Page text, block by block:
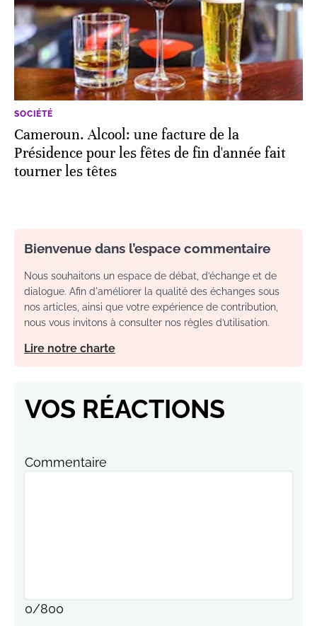
SOCIÉTÉ
Cameroun. Alcool: une facture de la
Présidence pour les fêtes de fin d'année fait
tourner les têtes
Bienvenue dans l’espace commentaire
Nous souhaitons un espace de débat, d’échange et de
dialogue. Afin d'améliorer la qualité des échanges sous
nos articles, ainsi que votre expérience de contribution,
nous vous invitons à consulter nos règles d’utilisation.
Lire notre charte
VOS RÉACTIONS
Commentaire
0/800